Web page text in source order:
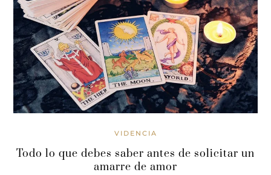
VIDENCIA
Todo lo que debes saber antes de solicitar un
amarre de amor